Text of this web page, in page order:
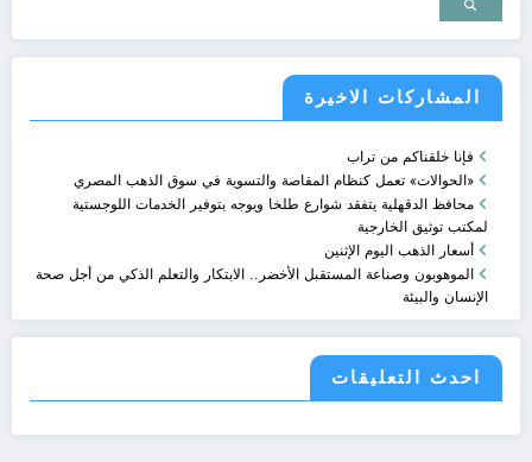
المشاركات الاخيرة
فإنا خلقناكم من تراب
«الحوالات» تعمل كنظام المقاصة والتسوية في سوق الذهب المصري
محافظ الدقهلية يتفقد شوارع طلخا ويوجه بتوفير الخدمات اللوجستية
لمكتب توثيق الخارجية
أسعار الذهب اليوم الإثنين
الموهوبون وصناعة المستقبل الأخضر.. الابتكار والتعلم الذكي من أجل صحة
الإنسان والبيئة
احدث التعليقات